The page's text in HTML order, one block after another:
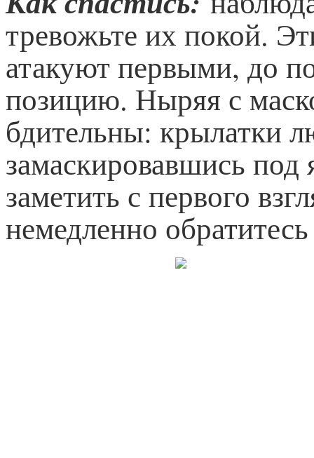
тревожьте их покой.
атакуют первыми, до
позицию. Ныряя с
бдительны: крылатки
замаскировавшись
заметить с первого
немедленно